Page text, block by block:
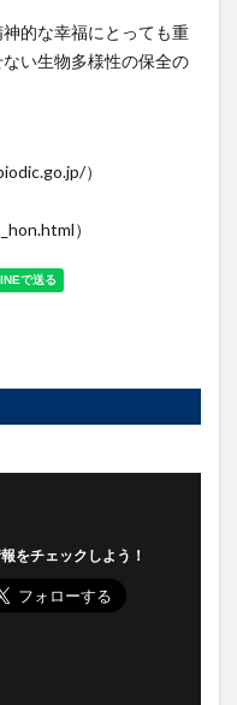
的な幸福にとっても重
い生物多様性の保全の
）
）
をチェックしよう！